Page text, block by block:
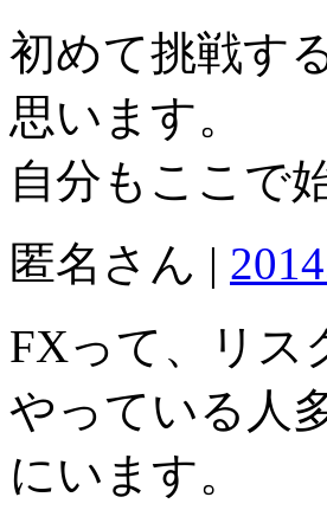
初めて挑戦す
思います。
自分もここで
匿名さん |
FXって、リス
やっている人
にいます。